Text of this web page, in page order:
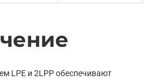
LPE и 2LPP обеспечивают